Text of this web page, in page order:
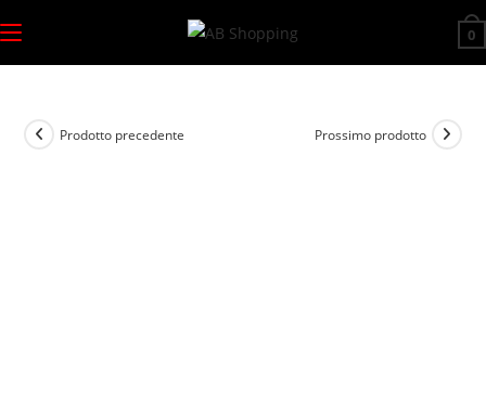
al
contenuto
0
Prodotto precedente Prossimo prodotto